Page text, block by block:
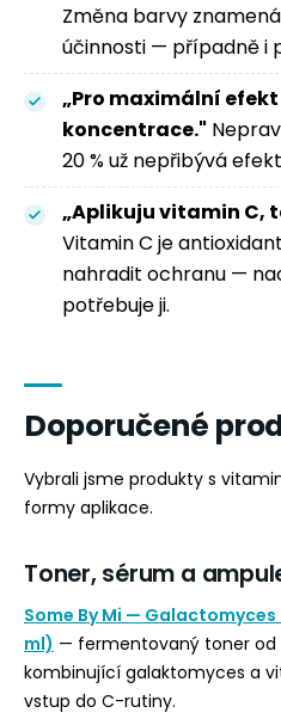
Změna barvy
účinnosti — případně i
„Pro maximální
koncentrace."
20 % už nepřibývá
„Aplikuju vitamin C,
Vitamin C je
nahradit ochranu —
potřebuje ji.
Doporučené
Vybrali jsme produkty s
formy aplikace.
Toner, sérum a
Some By Mi —
ml) — fermentovaný toner od
kombinující galaktomyces a
vstup do C-rutiny.